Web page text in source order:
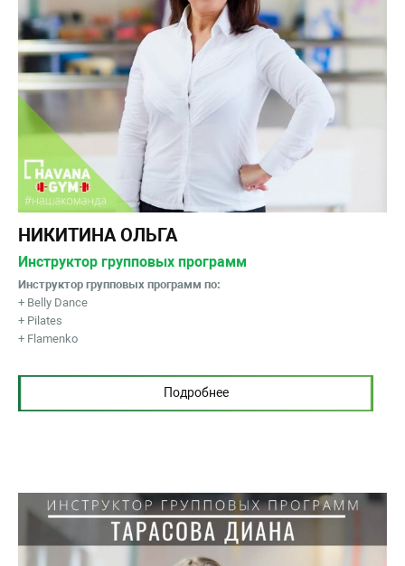
НИКИТИНА ОЛЬГА
Инструктор групповых программ
Инструктор групповых программ по:
+ Belly Dance
+ Pilates
+ Flamenko
Подробнее